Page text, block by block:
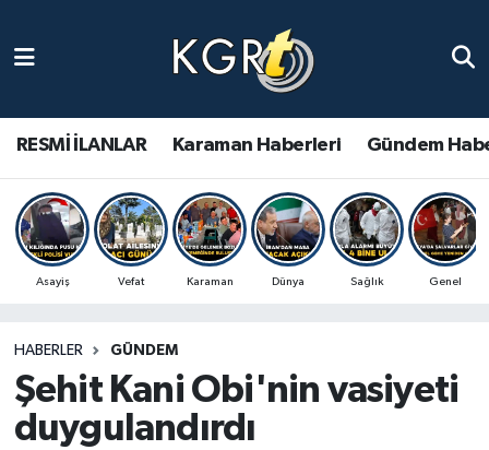
RESMİ İLANLAR Karaman Haberleri Gündem
Asayiş Vefat Karaman Dünya Sağlık Genel
HABERLER GÜNDEM
Şehit Kani Obi'nin vasiyeti
duygulandırdı
Gündem Haberleri
Güncel Haberler
Spor Haberleri
Ulusal Haberler
Vefat Edenler